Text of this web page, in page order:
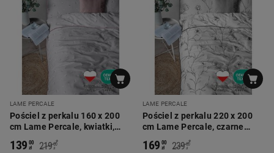
LAME PERCALE
Pościel z perkalu 160 x 200
cm Lame Percale, kwiatki,
139 00
zł 219 00
zł
*
LAME PERCALE
Pościel z perkalu 220 x 200
cm Lame Percale, czarne
kwiaty, biała
169 00
zł 239 00
zł
*